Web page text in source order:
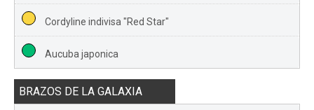
Cordyline indivisa "Red Star"
Aucuba japonica
BRAZOS DE LA GALAXIA